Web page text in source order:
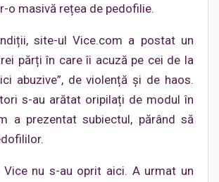
o masivă rețea de pedofilie.
site-ul Vice.com a postat un
părți în care îi acuză pe cei de la
abuzive”, de violență și de haos.
s-au arătat oripilați de modul în
a prezentat subiectul, părând să
nu s-au oprit aici. A urmat un